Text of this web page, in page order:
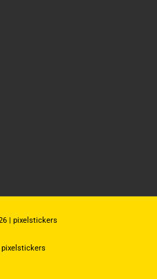
| pixelstickers
pixelstickers